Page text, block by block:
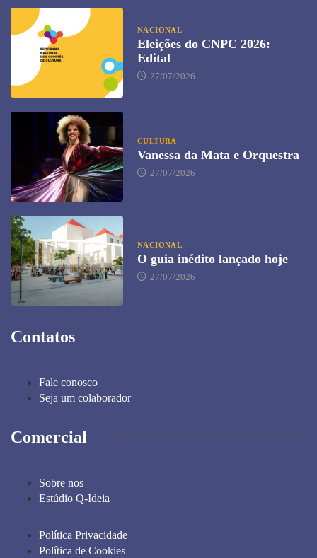
NACIONAL
Eleições do CNPC 2026:
Edital
27/07/2026
CULTURA
Vanessa da Mata e Orquestra
27/07/2026
NACIONAL
O guia inédito lançado hoje
27/07/2026
Contatos
Fale conosco
Seja um colaborador
Comercial
Sobre nos
Estúdio Q-Ideia
Política Privacidade
Política de Cookies